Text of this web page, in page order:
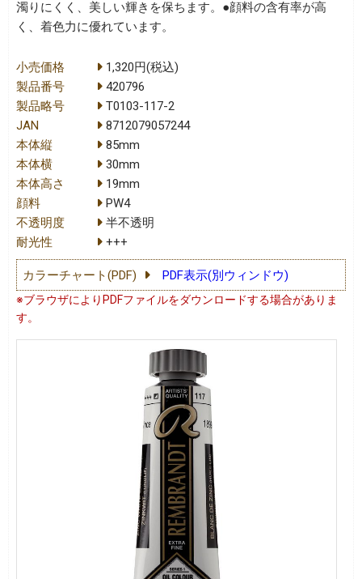
濁りにくく、美しい輝きを保ちます。●顔料の含有率が高
く、着色力に優れています。
小売価格
1,320円(税込)
製品番号
420796
製品略号
T0103-117-2
JAN
8712079057244
本体縦
85mm
本体横
30mm
本体高さ
19mm
顔料
PW4
不透明度
半不透明
耐光性
+++
カラーチャート(PDF) PDF表示(別ウィンドウ)
※ブラウザによりPDFファイルをダウンロードする場合がありま
す。